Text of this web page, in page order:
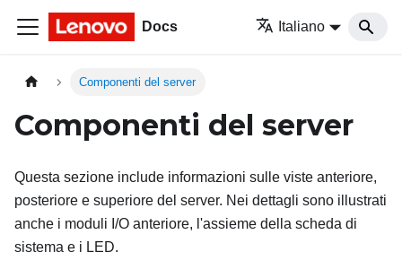
Docs Italiano
Componenti del server
Componenti del server
Questa sezione include informazioni sulle viste anteriore,
posteriore e superiore del server. Nei dettagli sono illustrati
anche i moduli I/O anteriore, l'assieme della scheda di
sistema e i LED.